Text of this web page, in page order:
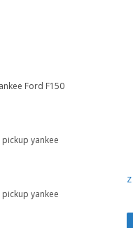
Ford F150
pickup yankee
pickup yankee